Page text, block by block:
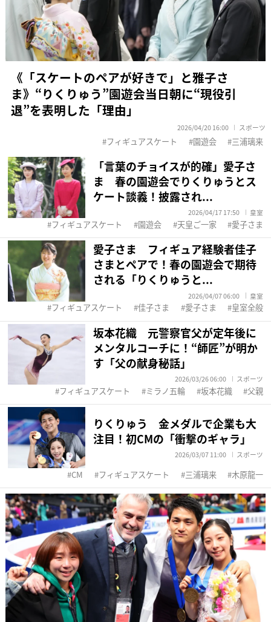
《「スケートのペアが好きで」と雅子さ
ま》“りくりゅう”園遊会当日朝に“現役引
退”を表明した「理由」
2026/04/20 16:00 スポーツ
フィギュアスケート 園遊会 三浦璃来
「言葉のチョイスが的確」愛子さ
ま 春の園遊会でりくりゅうとス
ケート談義！披露され...
2026/04/17 17:50 皇室
フィギュアスケート 園遊会 天皇ご一家 愛子さま
愛子さま フィギュア経験者佳子
さまとペアで！春の園遊会で期待
される「りくりゅうと...
2026/04/07 06:00 皇室
フィギュアスケート 佳子さま 愛子さま 皇室全般
坂本花織 元警察官父が定年後に
メンタルコーチに！“師匠”が明か
す「父の献身秘話」
2026/03/26 06:00 スポーツ
フィギュアスケート ミラノ五輪 坂本花織 父親
りくりゅう 金メダルで企業も大
注目！初CMの「衝撃のギャラ」
2026/03/07 11:00 スポーツ
CM フィギュアスケート 三浦璃来 木原龍一